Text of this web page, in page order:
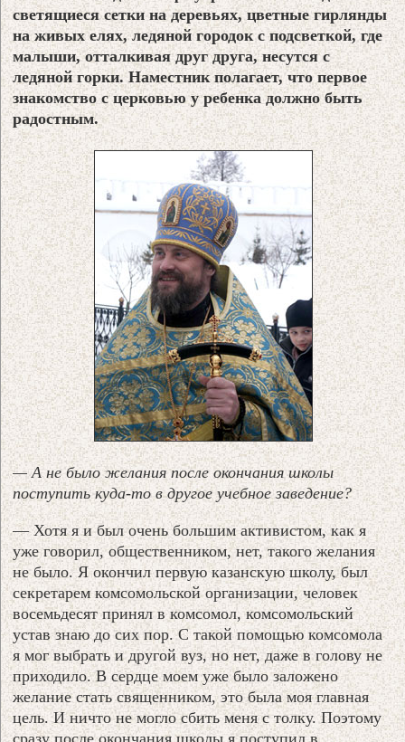
светящиеся сетки на деревьях, цветные гирлянды
на живых елях, ледяной городок с подсветкой, где
малыши, отталкивая друг друга, несутся с
ледяной горки. Наместник полагает, что первое
знакомство с церковью у ребенка должно быть
радостным.
— А не было желания после окончания школы
поступить куда-то в другое учебное заведение?
— Хотя я и был очень большим активистом, как я
уже говорил, общественником, нет, такого желания
не было. Я окончил первую казанскую школу, был
секретарем комсомольской организации, человек
восемьдесят принял в комсомол, комсомольский
устав знаю до сих пор. С такой помощью комсомола
я мог выбрать и другой вуз, но нет, даже в голову не
приходило. В сердце моем уже было заложено
желание стать священником, это была моя главная
цель. И ничто не могло сбить меня с толку. Поэтому
сразу после окончания школы я поступил в